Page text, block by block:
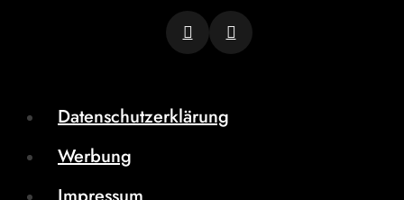
Datenschutzerklärung
Werbung